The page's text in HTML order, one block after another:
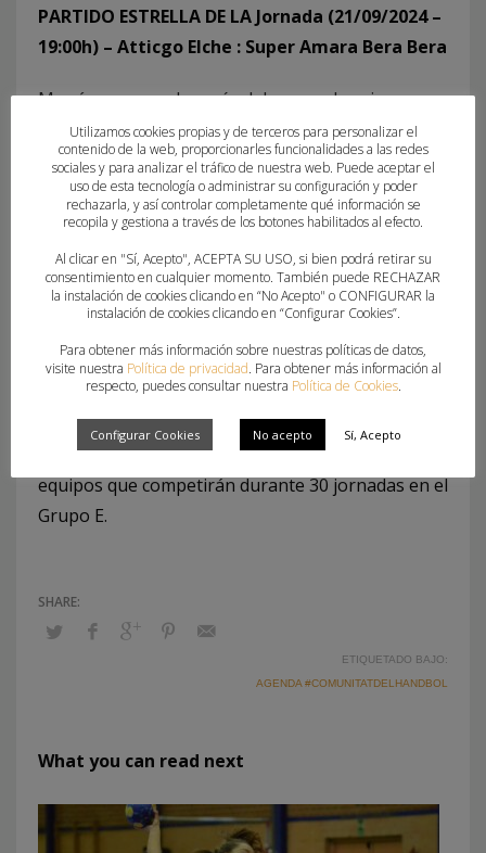
PARTIDO ESTRELLA DE LA Jornada (21/09/2024 –
19:00h) – Atticgo Elche : Super Amara Bera Bera
Monóvar acoge después del verano la primera
concentración de las selecciones autonómicas de
la Comunitat Valenciana de la temporada
2024/2025. Dentro del Proyecto FER Futur, las
categorías infantil y cadete contarán con dos
sesiones de trabajo. La infantil femenina de 12:30
a 14:00 y de 18:00 a 19:30, la categoría infantil
masculina de 09:30 a 11:00 y de 15:00 a 16:30. En la
categoría cadete tanto femenina como masculina
entrenarán de 11:00 a 12:30 y de 16:30 a 18:00.
Este fin de semana dará comienzo la Primera
Nacional Masculina con la presencia de hasta 9
equipos que competirán durante 30 jornadas en el
Grupo E.
ETIQUETADO BAJO:
AGENDA #COMUNITATDELHANDBOL
What you can read next
Utilizamos cookies propias y de terceros para personalizar el
contenido de la web, proporcionarles funcionalidades a las redes
sociales y para analizar el tráfico de nuestra web. Puede aceptar el
uso de esta tecnología o administrar su configuración y poder
rechazarla, y así controlar completamente qué información se
recopila y gestiona a través de los botones habilitados al efecto.
Al clicar en "Sí, Acepto", ACEPTA SU USO, si bien podrá retirar su
consentimiento en cualquier momento. También puede RECHAZAR
la instalación de cookies clicando en “No Acepto" o CONFIGURAR la
instalación de cookies clicando en “Configurar Cookies”.
Para obtener más información sobre nuestras políticas de datos,
visite nuestra Política de privacidad. Para obtener más información al
respecto, puedes consultar nuestra Política de Cookies.
Configurar Cookies No acepto Sí, Acepto